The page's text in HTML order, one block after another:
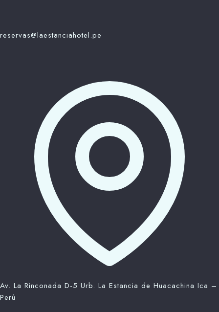
reservas@laestanciahotel.pe
Av. La Rinconada D-5 Urb. La Estancia de Huacachina Ica –
Perú